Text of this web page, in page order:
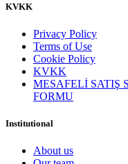
KVKK
Privacy Policy
Terms of Use
Cookie Policy
KVKK
MESAFELİ SATIŞ
FORMU
Institutional
About us